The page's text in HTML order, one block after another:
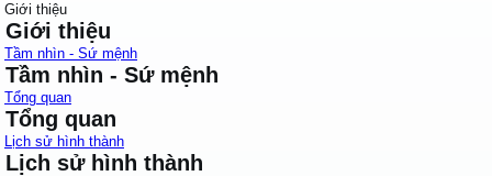
Giới thiệu
Giới thiệu
Tầm nhìn - Sứ mệnh
Tầm nhìn - Sứ mệnh
Tổng quan
Tổng quan
Lịch sử hình thành
Lịch sử hình thành